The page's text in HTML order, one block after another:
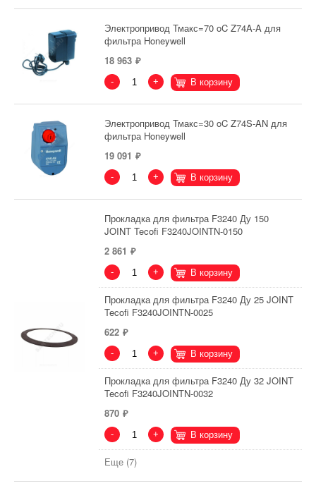
Электропривод Тмакс=70 oC Z74A-A для
фильтра Honeywell
18 963
- + В корзину
Электропривод Тмакс=30 oC Z74S-AN для
фильтра Honeywell
19 091
- + В корзину
Прокладка для фильтра F3240 Ду 150
JOINT Tecofi F3240JOINTN-0150
2 861
- + В корзину
Прокладка для фильтра F3240 Ду 25 JOINT
Tecofi F3240JOINTN-0025
622
- + В корзину
Прокладка для фильтра F3240 Ду 32 JOINT
Tecofi F3240JOINTN-0032
870
- + В корзину
Еще (7)